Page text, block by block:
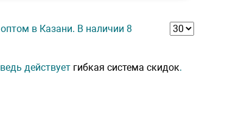
в Казани. В наличии 8
действует гибкая система скидок.